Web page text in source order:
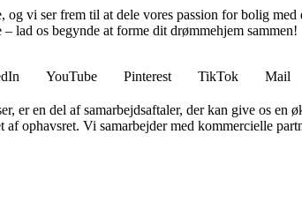
og vi ser frem til at dele vores passion for bolig
lad os begynde at forme dit drømmehjem sammen!
YouTube Pinterest TikTok Mail
er en del af samarbejdsaftaler, der kan give os en
ophavsret. Vi samarbejder med kommercielle